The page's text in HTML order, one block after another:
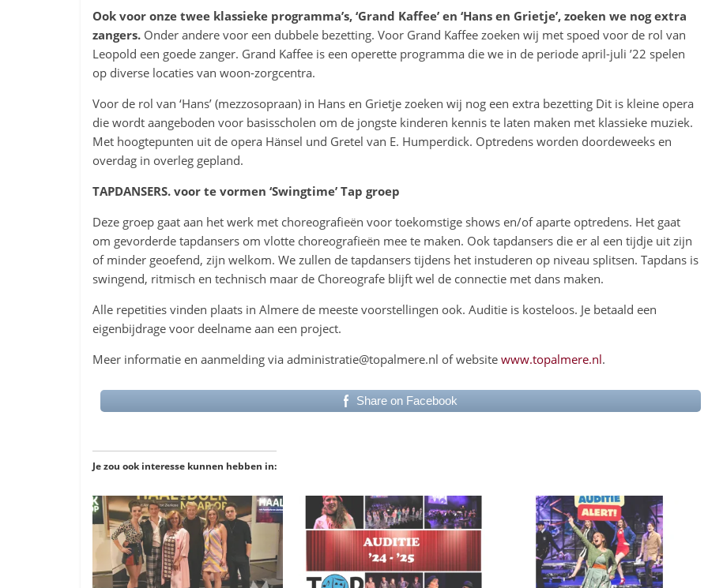
Ook voor onze twee klassieke programma’s, ‘Grand Kaffee’ en ‘Hans en Grietje’, zoeken we nog extra
zangers. Onder andere voor een dubbele bezetting. Voor Grand Kaffee zoeken wij met spoed voor de rol van
Leopold een goede zanger. Grand Kaffee is een operette programma die we in de periode april-juli ’22 spelen
op diverse locaties van woon-zorgcentra.
Voor de rol van ‘Hans’ (mezzosopraan) in Hans en Grietje zoeken wij nog een extra bezetting Dit is kleine opera
die wordt aangeboden voor basisscholen om de jongste kinderen kennis te laten maken met klassieke muziek.
Met hoogtepunten uit de opera Hänsel und Gretel van E. Humperdick. Optredens worden doordeweeks en
overdag in overleg gepland.
TAPDANSERS. voor te vormen ‘Swingtime’ Tap groep
Deze groep gaat aan het werk met choreografieën voor toekomstige shows en/of aparte optredens. Het gaat
om gevorderde tapdansers om vlotte choreografieën mee te maken. Ook tapdansers die er al een tijdje uit zijn
of minder geoefend, zijn welkom. We zullen de tapdansers tijdens het instuderen op niveau splitsen. Tapdans is
swingend, ritmisch en technisch maar de Choreografe blijft wel de connectie met dans maken.
Alle repetities vinden plaats in Almere de meeste voorstellingen ook. Auditie is kosteloos. Je betaald een
eigenbijdrage voor deelname aan een project.
Meer informatie en aanmelding via administratie@topalmere.nl of website www.topalmere.nl.
Share on Facebook
Je zou ook interesse kunnen hebben in: